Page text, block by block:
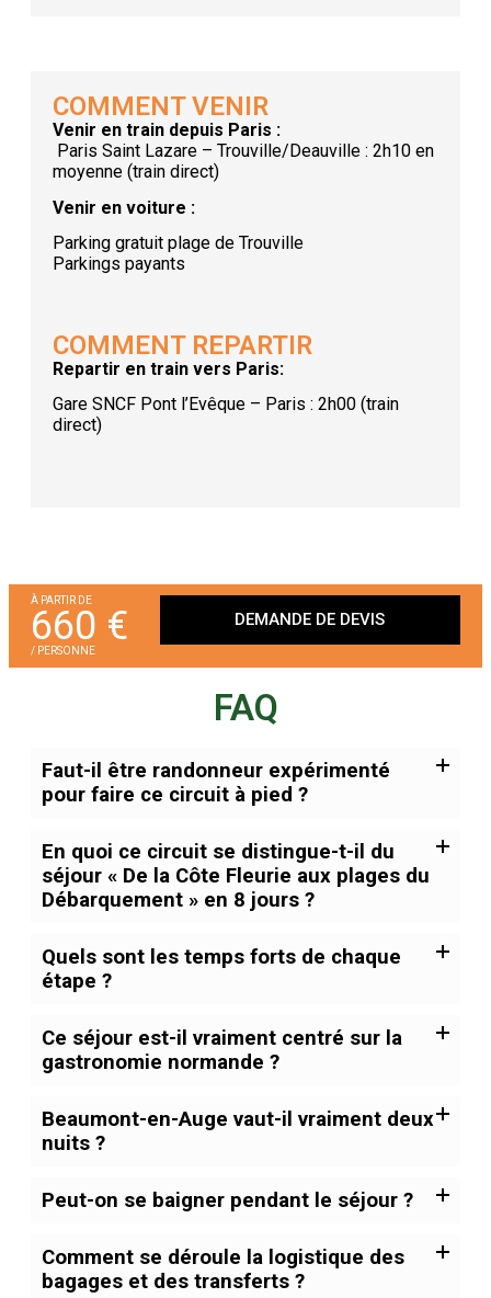
COMMENT VENIR
Venir en train depuis Paris :
Paris Saint Lazare – Trouville/Deauville : 2h10 en
moyenne (train direct)
Venir en voiture :
Parking gratuit plage de Trouville
Parkings payants
COMMENT REPARTIR
Repartir en train vers Paris:
Gare SNCF Pont l’Evêque – Paris : 2h00 (train
direct)
À PARTIR DE
660 €
/ PERSONNE
DEMANDE DE DEVIS
FAQ
Faut-il être randonneur expérimenté
pour faire ce circuit à pied ?
En quoi ce circuit se distingue-t-il du
séjour « De la Côte Fleurie aux plages du
Débarquement » en 8 jours ?
Quels sont les temps forts de chaque
étape ?
Ce séjour est-il vraiment centré sur la
gastronomie normande ?
Beaumont-en-Auge vaut-il vraiment deux
nuits ?
Peut-on se baigner pendant le séjour ?
Comment se déroule la logistique des
bagages et des transferts ?